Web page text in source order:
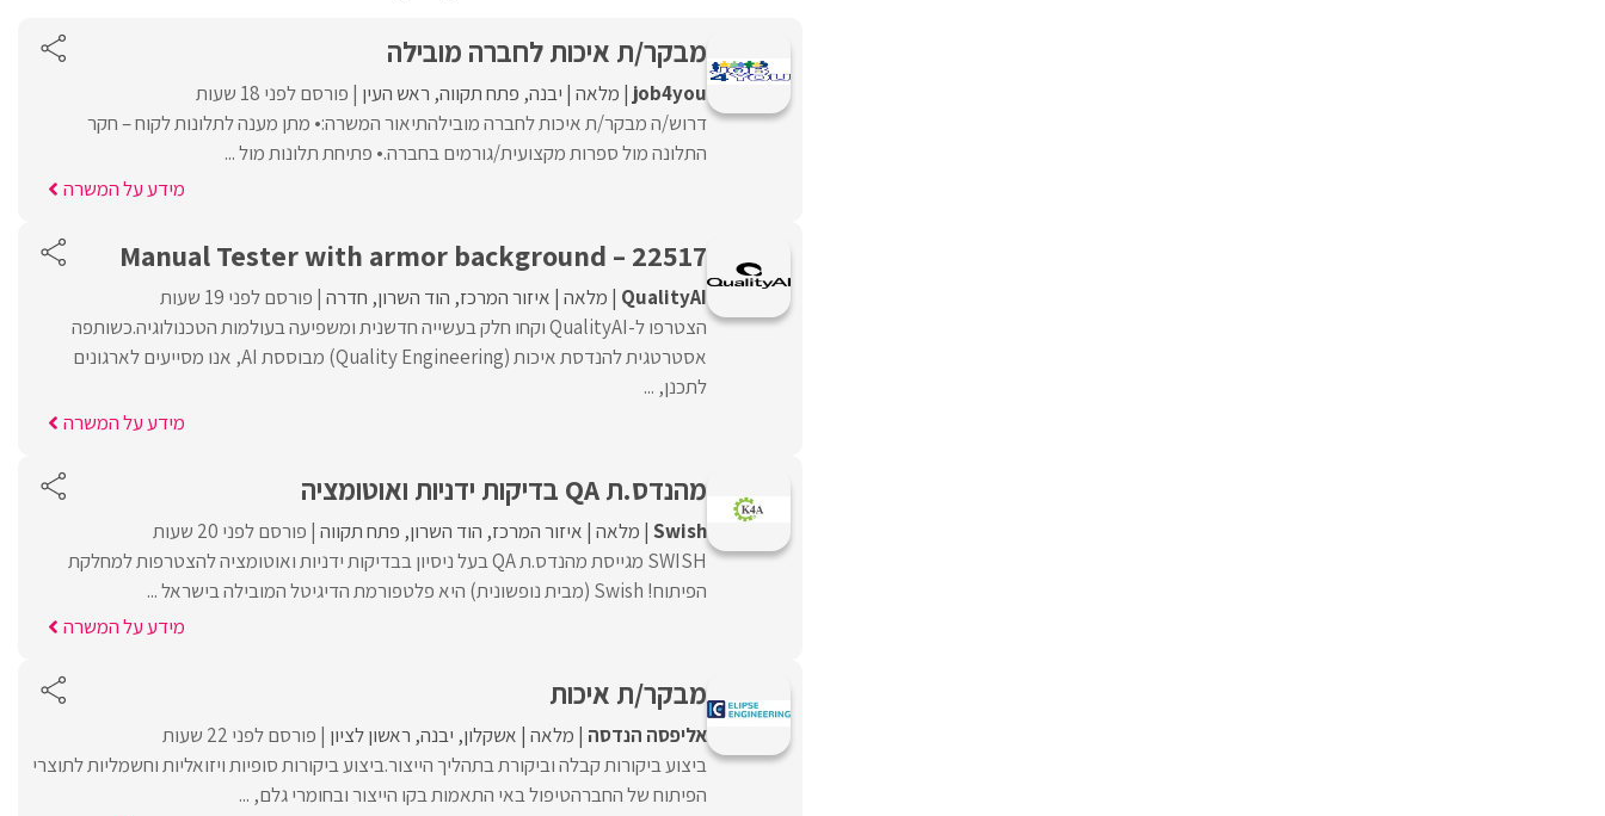
מבקר/ת איכות לחברה מובילה
job4you מלאה יבנה פתח תקווה ראש העין פורסם לפני 18 שעות
דרוש/ה מבקר/ת איכות לחברה מובילהתיאור המשרה:• מתן מענה לתלונות לקוח – חקר
התלונה מול ספרות מקצועית/גורמים בחברה.• פתיחת תלונות מול ...
מידע על המשרה
Manual Tester with armor background – 22517
QualityAI מלאה איזור המרכז הוד השרון חדרה פורסם לפני 19 שעות
הצטרפו ל-QualityAI וקחו חלק בעשייה חדשנית ומשפיעה בעולמות הטכנולוגיה.כשותפה
אסטרטגית להנדסת איכות (Quality Engineering) מבוססת AI, אנו מסייעים לארגונים
לתכנן, ...
מידע על המשרה
מהנדס.ת QA בדיקות ידניות ואוטומציה
Swish מלאה איזור המרכז הוד השרון פתח תקווה פורסם לפני 20 שעות
SWISH מגייסת מהנדס.ת QA בעל ניסיון בבדיקות ידניות ואוטומציה להצטרפות למחלקת
הפיתוח! Swish (מבית נופשונית) היא פלטפורמת הדיגיטל המובילה בישראל ...
מידע על המשרה
מבקר/ת איכות
אליפסה הנדסה מלאה אשקלון יבנה ראשון לציון פורסם לפני 22 שעות
ביצוע ביקורות קבלה וביקורת בתהליך הייצור.ביצוע ביקורות סופיות ויזואליות וחשמליות לתוצרי
הפיתוח של החברהטיפול באי התאמות בקו הייצור ובחומרי גלם, ...